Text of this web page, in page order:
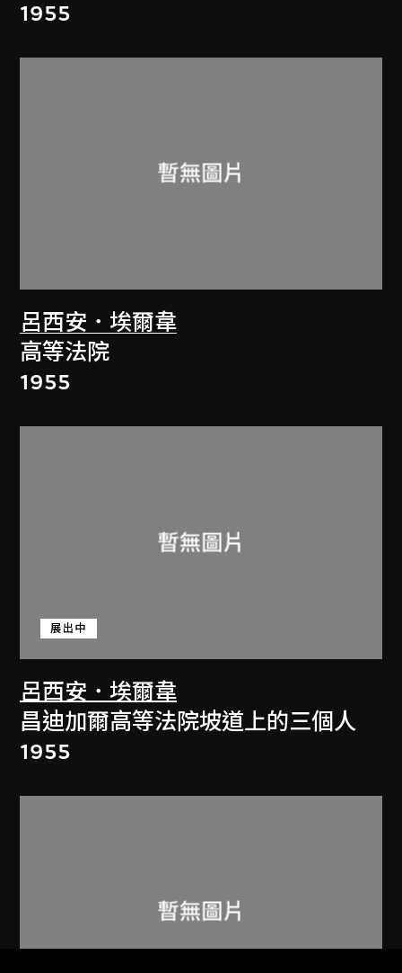
1955
呂西安．埃爾韋
高等法院
1955
呂西安．埃爾韋
展出中
昌迪加爾高等法院坡道上的三個人
1955